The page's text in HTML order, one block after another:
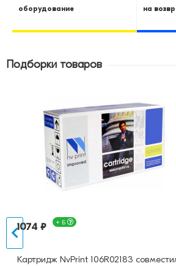
оборудование
на
Подборки товаров
1074 ₽ + Б
Картридж NvPrint 106R02183